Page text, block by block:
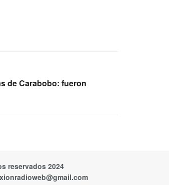
de Carabobo: fueron
reservados 2024